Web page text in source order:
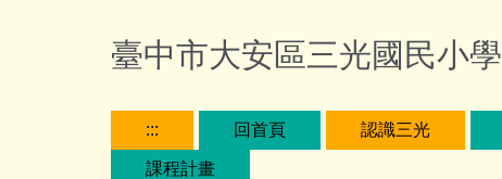
臺中市大安區三光國民小學
::: 回首頁 認識三光
課程計畫